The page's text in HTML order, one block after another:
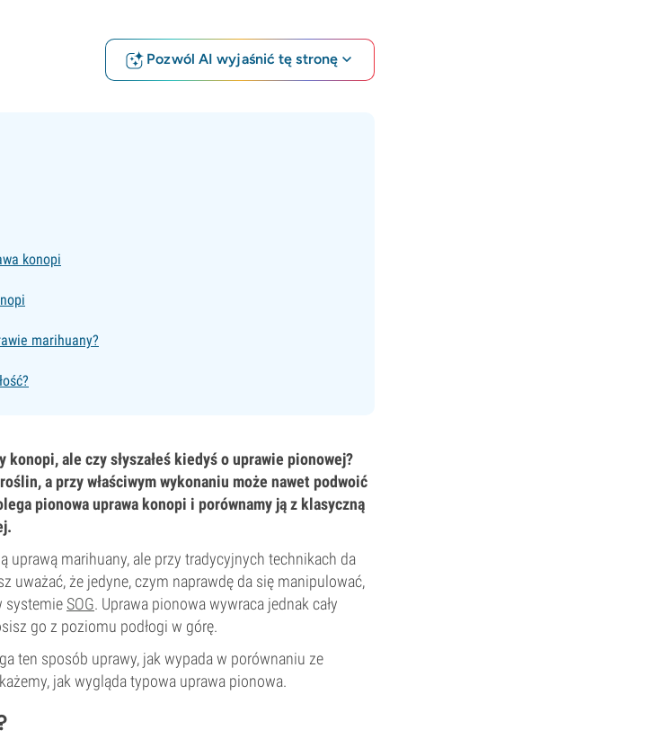
Pozwól AI wyjaśnić tę stronę
konopi
marihuany?
ale czy słyszałeś kiedyś o uprawie pionowej?
a przy właściwym wykonaniu może nawet podwoić
pionowa uprawa konopi i porównamy ją z klasyczną
uprawą marihuany, ale przy tradycyjnych technikach da
uważać, że jedyne, czym naprawdę da się manipulować,
systemie SOG. Uprawa pionowa wywraca jednak cały
go z poziomu podłogi w górę.
ten sposób uprawy, jak wypada w porównaniu ze
jak wygląda typowa uprawa pionowa.